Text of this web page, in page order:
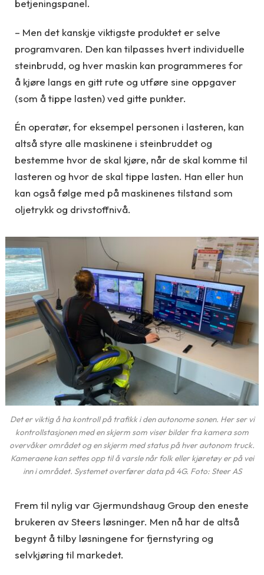
betjeningspanel.
– Men det kanskje viktigste produktet er selve
programvaren. Den kan tilpasses hvert individuelle
steinbrudd, og hver maskin kan programmeres for
å kjøre langs en gitt rute og utføre sine oppgaver
(som å tippe lasten) ved gitte punkter.
Én operatør, for eksempel personen i lasteren, kan
altså styre alle maskinene i steinbruddet og
bestemme hvor de skal kjøre, når de skal komme til
lasteren og hvor de skal tippe lasten. Han eller hun
kan også følge med på maskinenes tilstand som
oljetrykk og drivstoffnivå.
Det er viktig å ha kontroll på trafikk i den autonome sonen. Her ser vi
kontrollstasjonen med en skjerm som viser bilder fra kamera som
overvåker området og en skjerm med status på hver autonom truck.
Kameraene kan settes opp til å varsle når folk eller kjøretøy er på vei
inn i området. Systemet overfører data på 4G. Foto: Steer AS
Frem til nylig var Gjermundshaug Group den eneste
brukeren av Steers løsninger. Men nå har de altså
begynt å tilby løsningene for fjernstyring og
selvkjøring til markedet.